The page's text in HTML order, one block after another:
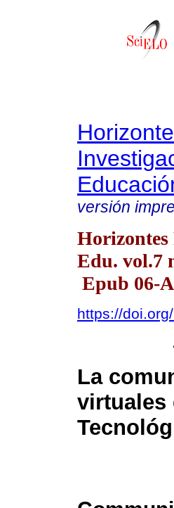
versión
Horizontes
Edu. vol.7
Epub 06-
https://
La
virtuales